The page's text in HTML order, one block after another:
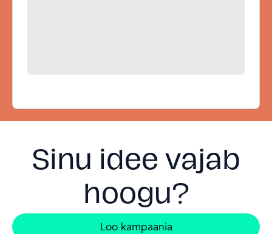
Sinu idee vajab
hoogu?
Loo kampaania